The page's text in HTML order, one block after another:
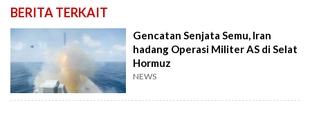
BERITA TERKAIT
Gencatan Senjata Semu, Iran
hadang Operasi Militer AS di Selat
Hormuz
NEWS